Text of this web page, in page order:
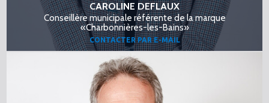
CAROLINE DEFLAUX
Conseillère municipale référente de la marque
«Charbonnières-les-Bains»
CONTACTER PAR E-MAIL